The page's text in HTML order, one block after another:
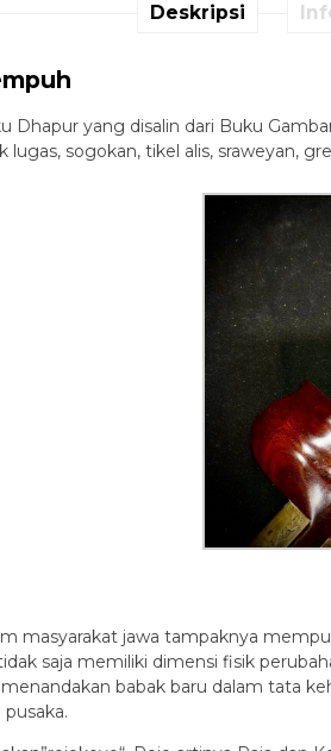
Deskripsi
Dhapur yang disalin dari Buku
sogokan, tikel alis, sraweyan,
masyarakat jawa tampaknya
saja memiliki dimensi fisik
babak baru dalam tata